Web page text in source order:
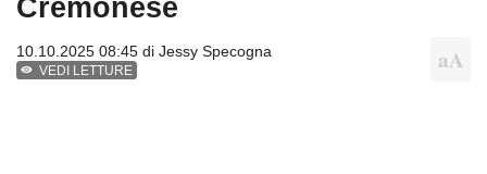
Cremonese
10.10.2025 08:45 di Jessy Specogna
VEDI LETTURE